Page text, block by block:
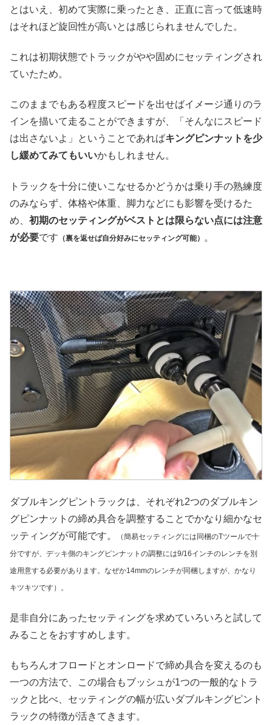
とはいえ、初めて実際に乗ったとき、正直に言って低速時
はそれほど旋回性が高いとは感じられませんでした。
これは初期状態でトラックがやや固めにセッティングされ
ていたため。
このままでもある程度スピードを出せばイメージ通りのラ
インを描いて走ることができますが、「そんなにスピード
は出さないよ」ということであればキングピンナットを少
し緩めてみてもいいかもしれません。
トラックを十分に使いこなせるかどうかは乗り手の熟練度
のみならず、体格や体重、脚力などにも影響を受けるた
め、 初期のセッティングがベストとは限らない点には注意
が必要です （裏を返せば自分好みにセッティング可能） 。
ダブルキングピントラックは、それぞれ2つのダブルキン
グピンナットの締め具合を調整することでかなり細かなセ
ッティングが可能です。
（簡易セッティングには同梱のTツールで十
分ですが、デッキ側のキングピンナットの調整には9/16インチのレンチを別
途用意する必要があります。なぜか14mmのレンチが同梱しますが、かなり
キツキツです）。
是非自分にあったセッティングを求めていろいろと試して
みることをおすすめします。
もちろんオフロードとオンロードで締め具合を変えるのも
一つの方法で、この場合もブッシュが1つの一般的なトラ
ックと比べ、セッティングの幅が広いダブルキングピント
ラックの特徴が活きてきます。